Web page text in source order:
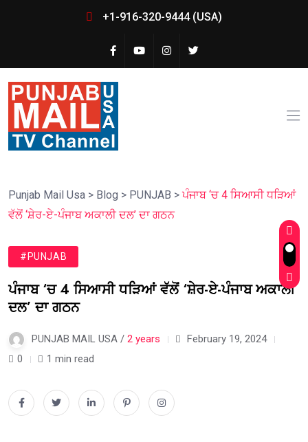
+1-916-320-9444 (USA)
Punjab Mail Usa > Blog > PUNJAB >ਪੰਜਾਬ ‘ਚ 4 ਸਿਆਸੀ ਧੜਿਆਂ
ਵੱਲੋਂ ‘ਸ਼ੇਰ-ਏ-ਪੰਜਾਬ ਅਕਾਲੀ ਦਲ’ ਦਾ ਗਠਨ
#PUNJAB
ਪੰਜਾਬ ‘ਚ 4 ਸਿਆਸੀ ਧੜਿਆਂ ਵੱਲੋਂ ‘ਸ਼ੇਰ-ਏ-ਪੰਜਾਬ ਅਕਾਲੀ
ਦਲ’ ਦਾ ਗਠਨ
PUNJAB MAIL USA / 2 years
February 19, 2024
0
1 min read